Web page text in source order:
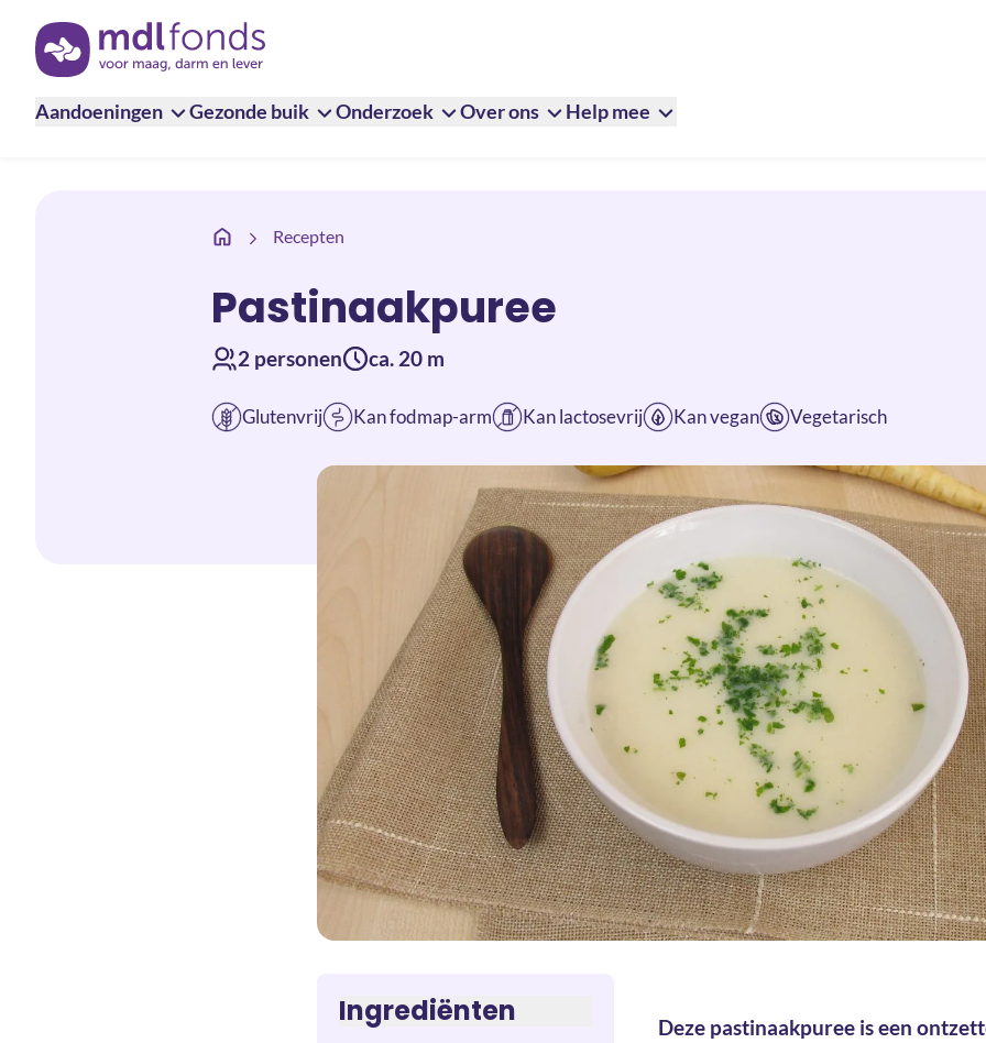
Terug naar de homepage
Aandoeningen Gezonde buik Onderzoek Over ons Help mee
Recepten
Pastinaakpuree
2 personen ca. 20 m
Glutenvrij Kan fodmap-arm Kan lactosevrij Kan vegan Vegetarisch
Ingrediënten
Deze pastinaakpuree is een